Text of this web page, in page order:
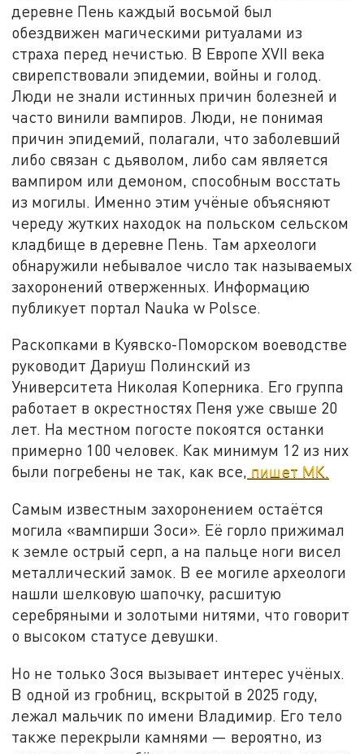
деревне Пень каждый восьмой был
обездвижен магическими ритуалами из
страха перед нечистью. В Европе XVII века
свирепствовали эпидемии, войны и голод.
Люди не знали истинных причин болезней и
часто винили вампиров. Люди, не понимая
причин эпидемий, полагали, что заболевший
либо связан с дьяволом, либо сам является
вампиром или демоном, способным восстать
из могилы. Именно этим учёные объясняют
череду жутких находок на польском сельском
кладбище в деревне Пень. Там археологи
обнаружили небывалое число так называемых
захоронений отверженных. Информацию
публикует портал Nauka w Polsce.
Раскопками в Куявско-Поморском воеводстве
руководит Дариуш Полинский из
Университета Николая Коперника. Его группа
работает в окрестностях Пеня уже свыше 20
лет. На местном погосте покоятся останки
примерно 100 человек. Как минимум 12 из них
были погребены не так, как все, пишет МК.
Самым известным захоронением остаётся
могила «вампирши Зоси». Её горло прижимал
к земле острый серп, а на пальце ноги висел
металлический замок. В ее могиле археологи
нашли шелковую шапочку, расшитую
серебряными и золотыми нитями, что говорит
о высоком статусе девушки.
Но не только Зося вызывает интерес учёных.
В одной из гробниц, вскрытой в 2025 году,
лежал мальчик по имени Владимир. Его тело
также перекрыли камнями — вероятно, из